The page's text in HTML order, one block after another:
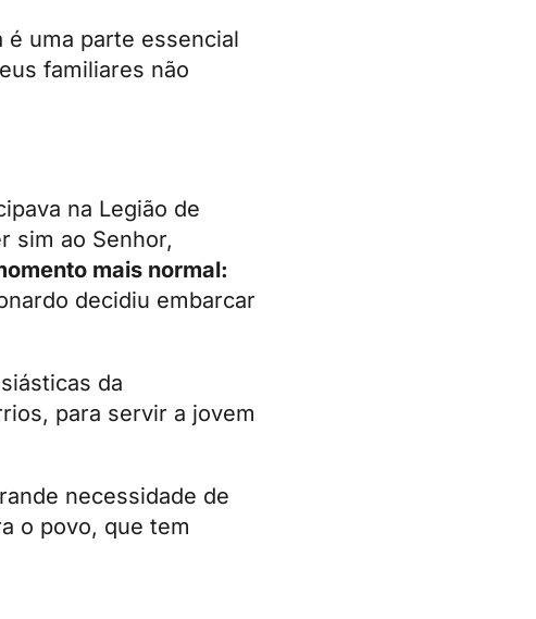
uma parte essencial
familiares não
na Legião de
sim ao Senhor,
mais normal:
decidiu embarcar
da
para servir a jovem
necessidade de
o povo, que tem